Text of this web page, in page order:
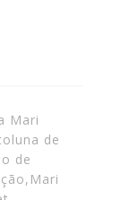
Mari
de
de
, Mari